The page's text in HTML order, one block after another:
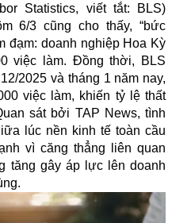
Statistics, viết tắt: BLS)
6/3 cũng cho thấy, “bức
đạm: doanh nghiệp Hoa Kỳ
việc làm. Đồng thời, BLS
2025 và tháng 1 năm nay,
việc làm, khiến tỷ lệ thất
sát bởi TAP News, tình
lúc nền kinh tế toàn cầu
vì căng thẳng liên quan
tăng gây áp lực lên doanh